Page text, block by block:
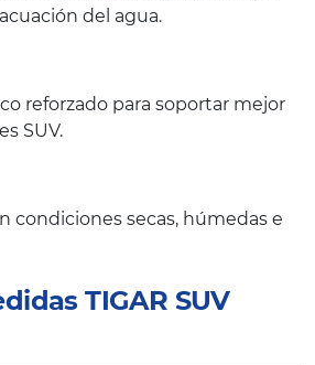
del agua.
reforzado para soportar mejor
SUV.
condiciones secas, húmedas e
TIGAR SUV